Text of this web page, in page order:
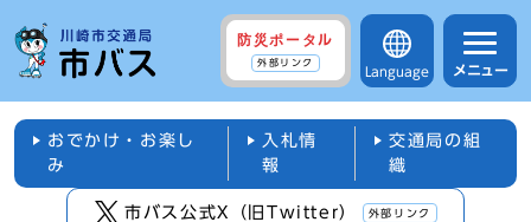
防災ポータル
外部リンク
Language メニュー
おでかけ・お楽し
み
入札情
報
交通局の組
織
市バス公式X（旧Twitter） 外部リンク